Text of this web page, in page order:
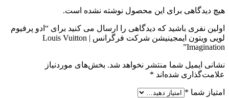
هیچ دیدگاهی برای این محصول نوشته نشده است.
اولین نفری باشید که دیدگاهی را ارسال می کنید برای “ادو پرفیوم
لویی ویتون ایمجینیشن شرکت فرگرانس | Louis Vuitton
Imagination”
نشانی ایمیل شما منتشر نخواهد شد. بخش‌های موردنیاز
علامت‌گذاری شده‌اند *
امتیاز شما *